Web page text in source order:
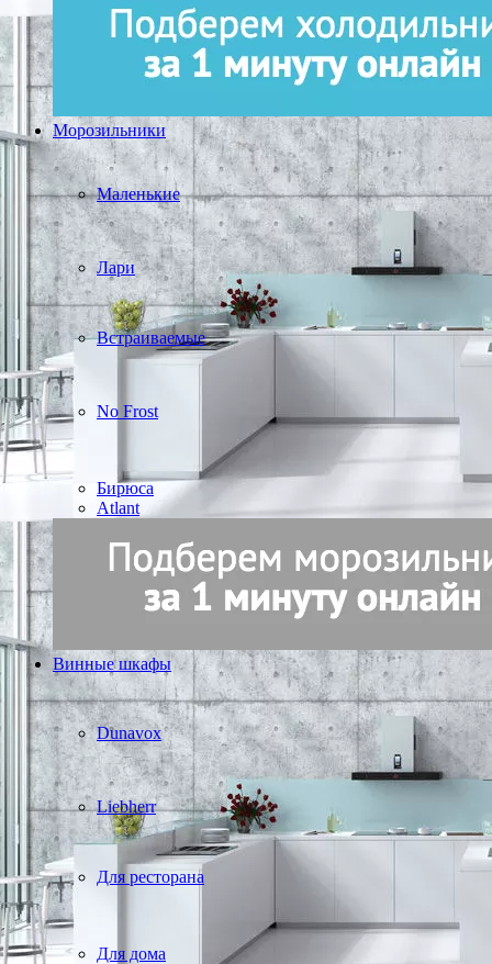
Морозильники
Маленькие
Лари
Встраиваемые
No Frost
Бирюса
Atlant
Винные шкафы
Dunavox
Liebherr
Для ресторана
Для дома